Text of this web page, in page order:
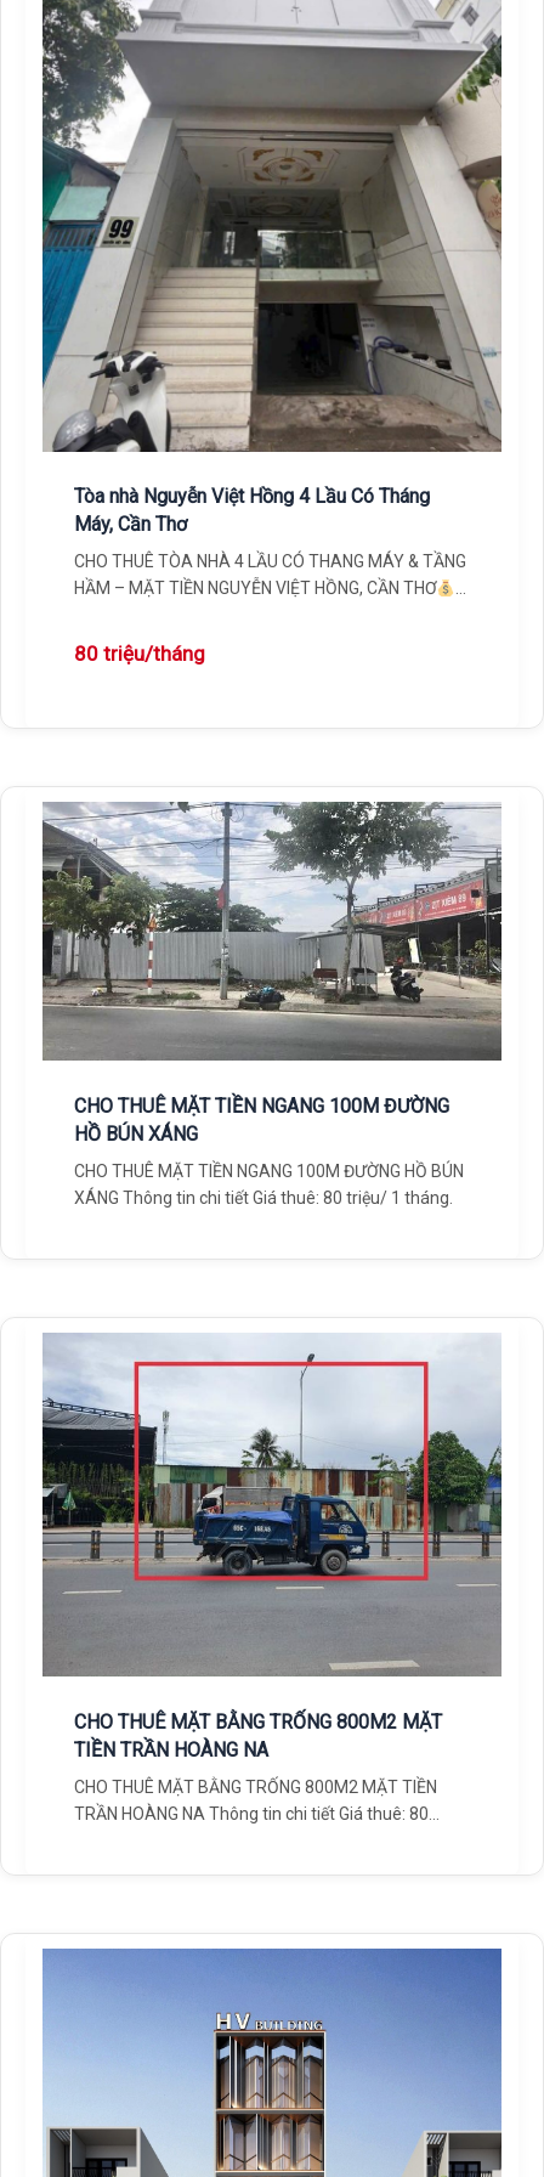
Tòa nhà Nguyễn Việt Hồng 4 Lầu Có Tháng
Máy, Cần Thơ
CHO THUÊ TÒA NHÀ 4 LẦU CÓ THANG MÁY & TẦNG
HẦM – MẶT TIỀN NGUYỄN VIỆT HỒNG, CẦN THƠ
80 triệu/tháng
CHO THUÊ MẶT TIỀN NGANG 100M ĐƯỜNG
HỒ BÚN XÁNG
CHO THUÊ MẶT TIỀN NGANG 100M ĐƯỜNG HỒ BÚN
XÁNG Thông tin chi tiết Giá thuê: 80 triệu/ 1 tháng.
CHO THUÊ MẶT BẰNG TRỐNG 800M2 MẶT
TIỀN TRẦN HOÀNG NA
CHO THUÊ MẶT BẰNG TRỐNG 800M2 MẶT TIỀN
TRẦN HOÀNG NA Thông tin chi tiết Giá thuê: 80